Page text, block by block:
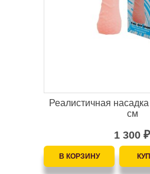
Реалистичная
см
1 300 ₽